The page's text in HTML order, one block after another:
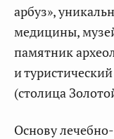
арбуз»,
медицины,
памятник
и
(столица
Основу